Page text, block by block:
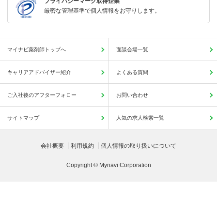
厳密な管理基準で個人情報をお守りします。
マイナビ薬剤師トップへ 面談会場一覧
キャリアアドバイザー紹介 よくある質問
ご入社後のアフターフォロー お問い合わせ
サイトマップ 人気の求人検索一覧
会社概要 利用規約 個人情報の取り扱いについて
Copyright © Mynavi Corporation